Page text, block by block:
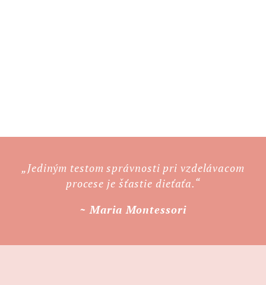
„Jediným testom správnosti pri vzdelávacom
procese je šťastie dieťaťa.“
~ Maria Montessori